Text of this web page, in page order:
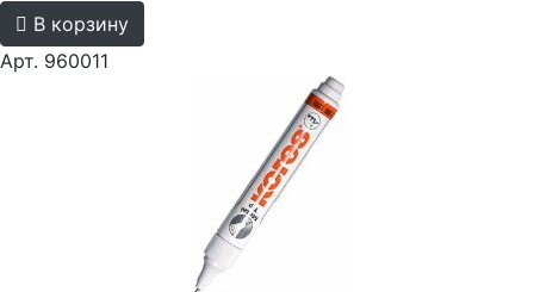
В корзину
Арт. 960011